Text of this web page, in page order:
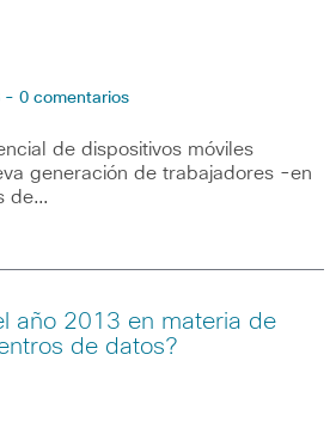
- 0 comentarios
de dispositivos móviles
generación de trabajadores -en
de…
año 2013 en materia de
de datos?